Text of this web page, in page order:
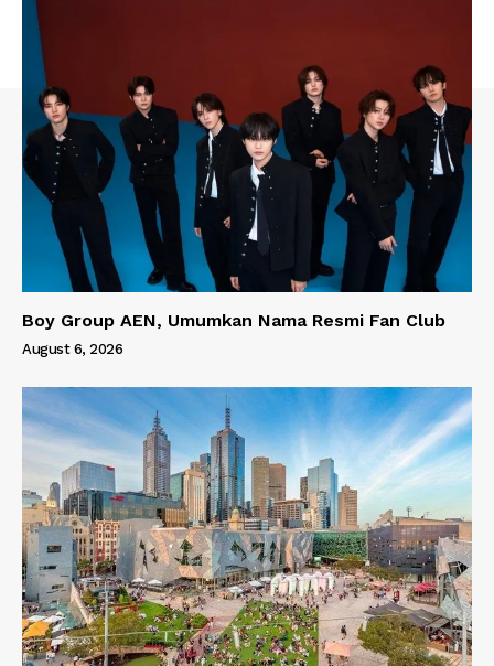
Boy Group AEN, Umumkan Nama Resmi Fan Club
August 6, 2026